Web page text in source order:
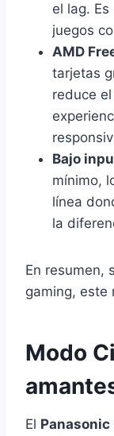
el lag.
juegos
AMD
tarjetas
reduce
Bajo
mínimo,
línea
la
En resumen,
gaming, este
Modo
El Panasonic